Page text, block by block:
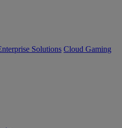
Solutions Cloud Gaming